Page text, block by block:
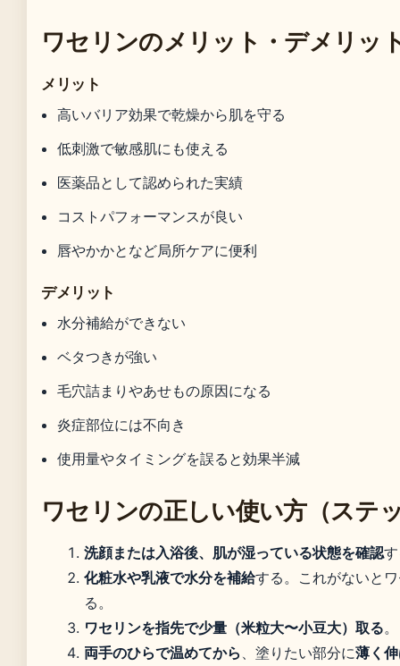
ワセリンのメリット・デメリッ
メリット
高いバリア効果で乾燥から肌を守る
低刺激で敏感肌にも使える
医薬品として認められた実績
コストパフォーマンスが良い
唇やかかとなど局所ケアに便利
デメリット
水分補給ができない
ベタつきが強い
毛穴詰まりやあせもの原因になる
炎症部位には不向き
使用量やタイミングを誤ると効果半減
ワセリンの正しい使い方（ステ
洗顔または入浴後、肌が湿っている状態を確認
化粧水や乳液で水分を補給する。これがないと
る。
ワセリンを指先で少量（米粒大〜小豆大）取る。
両手のひらで温めてから 、塗りたい部分に薄く